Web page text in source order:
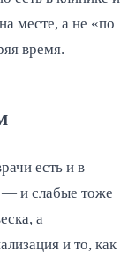
месте, а не «по
время.
есть и в
— и слабые тоже
а
и то, как